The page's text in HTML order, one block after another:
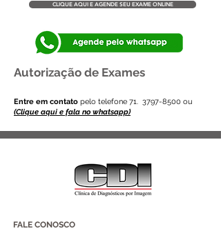
CLIQUE AQUI E AGENDE SEU EXAME ONLINE
Autorização de Exames
Entre em contato pelo telefone 71. 3797-8500 ou
(Clique aqui e fala no whatsapp)
FALE CONOSCO